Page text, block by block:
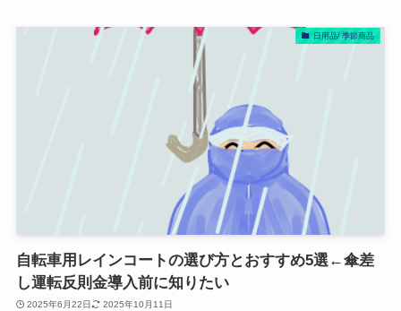
日用品/ 季節商品
自転車用レインコートの選び方とおすすめ5選←傘差
し運転反則金導入前に知りたい
2025年6月22日 2025年10月11日